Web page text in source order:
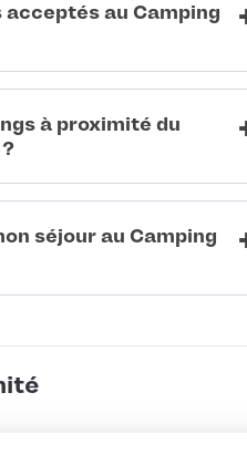
au Camping
à proximité du
séjour au Camping